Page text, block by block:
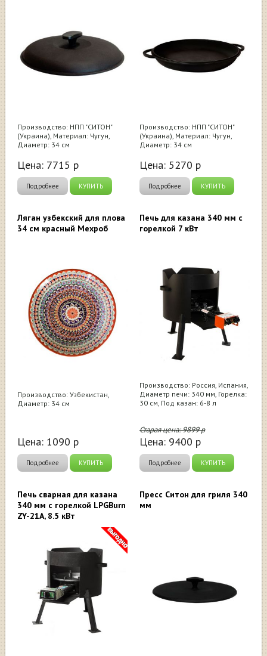
Производство: НПП "СИТОН"
(Украина), Материал: Чугун,
Диаметр: 34 см
Цена: 7715 р
Подробнее КУПИТЬ
Производство: НПП "СИТОН"
(Украина), Материал: Чугун,
Диаметр: 34 см
Цена: 5270 р
Подробнее КУПИТЬ
Ляган узбекский для плова
34 см красный Мехроб
Производство: Узбекистан,
Диаметр: 34 см
Цена: 1090 р
Подробнее КУПИТЬ
Печь для казана 340 мм с
горелкой 7 кВт
Производство: Россия, Испания,
Диаметр печи: 340 мм, Горелка:
30 см, Под казан: 6-8 л
Старая цена:9899р
Цена: 9400 р
Подробнее КУПИТЬ
Печь сварная для казана
340 мм с горелкой LPGBurn
ZY-21A, 8.5 кВт
Пресс Ситон для гриля 340
мм